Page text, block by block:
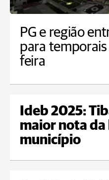
PG e região
para
feira
Ideb 2025:
maior nota
município